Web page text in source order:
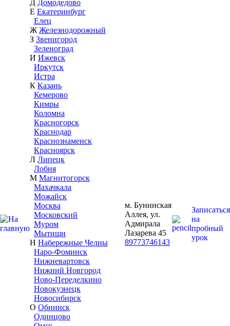
Д Домодедово
Е Екатеринбург
Елец
Ж Железнодорожный
З Звенигород
Зеленоград
И Ижевск
Иркутск
Истра
К Казань
Кемерово
Кимры
Коломна
Красногорск
Краснодар
Краснознаменск
Красноярск
Л Липецк
Лобня
М Магнитогорск
Махачкала
Можайск
Москва
Московский
Муром
Мытищи
Н Набережные Челны
Наро-Фоминск
Нижневартовск
Нижний Новгород
Ново-Переделкино
Новокузнецк
Новосибирск
О Обнинск
Одинцово
м. Бунинская
Аллея, ул.
Адмирала
Лазарева 45
89773746143
Записаться
на
пробный
урок